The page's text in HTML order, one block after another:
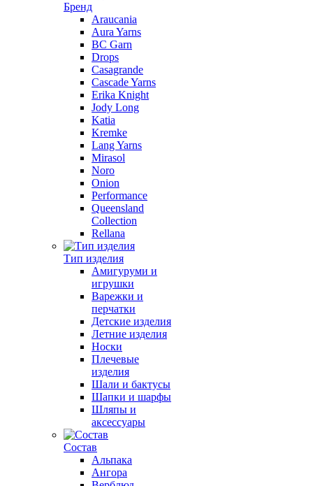
Бренд
Araucania
Aura Yarns
BC Garn
Drops
Casagrande
Cascade Yarns
Erika Knight
Jody Long
Katia
Kremke
Lang Yarns
Mirasol
Noro
Onion
Performance
Queensland
Collection
Rellana
Тип изделия
Амигуруми и
игрушки
Варежки и
перчатки
Детские изделия
Летние изделия
Носки
Плечевые
изделия
Шали и бактусы
Шапки и шарфы
Шляпы и
аксессуары
Состав
Альпака
Ангора